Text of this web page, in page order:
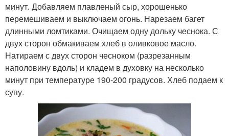
минут. Добавляем плавленый сыр, хорошенько
перемешиваем и выключаем огонь. Нарезаем багет
длинными ломтиками. Очищаем одну дольку чеснока. С
двух сторон обмакиваем хлеб в оливковое масло.
Натираем с двух сторон чесноком (разрезанным
наполовину вдоль) и кладем в духовку на несколько
минут при температуре 190-200 градусов. Хлеб подаем к
супу.